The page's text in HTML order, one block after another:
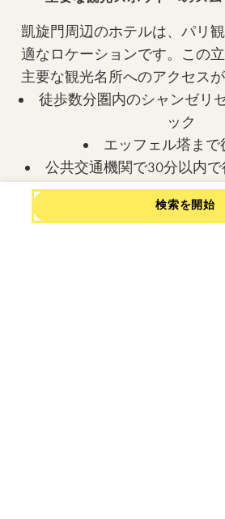
検索を開始
凱旋門周辺のホテルは、パリ
適なロケーションです。この
主要な観光名所へのアクセス
徒歩数分圏内のシャンゼリ
ック
エッフェル塔まで
公共交通機関で30分以内
術館
すぐ近くにある8区と16